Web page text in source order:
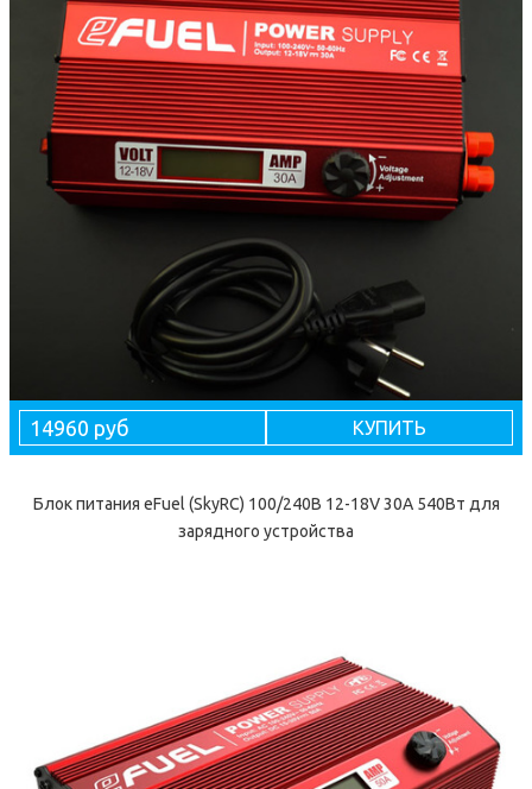
14960 руб КУПИТЬ
Блок питания eFuel (SkyRC) 100/240В 12-18V 30A 540Вт для
зарядного устройства